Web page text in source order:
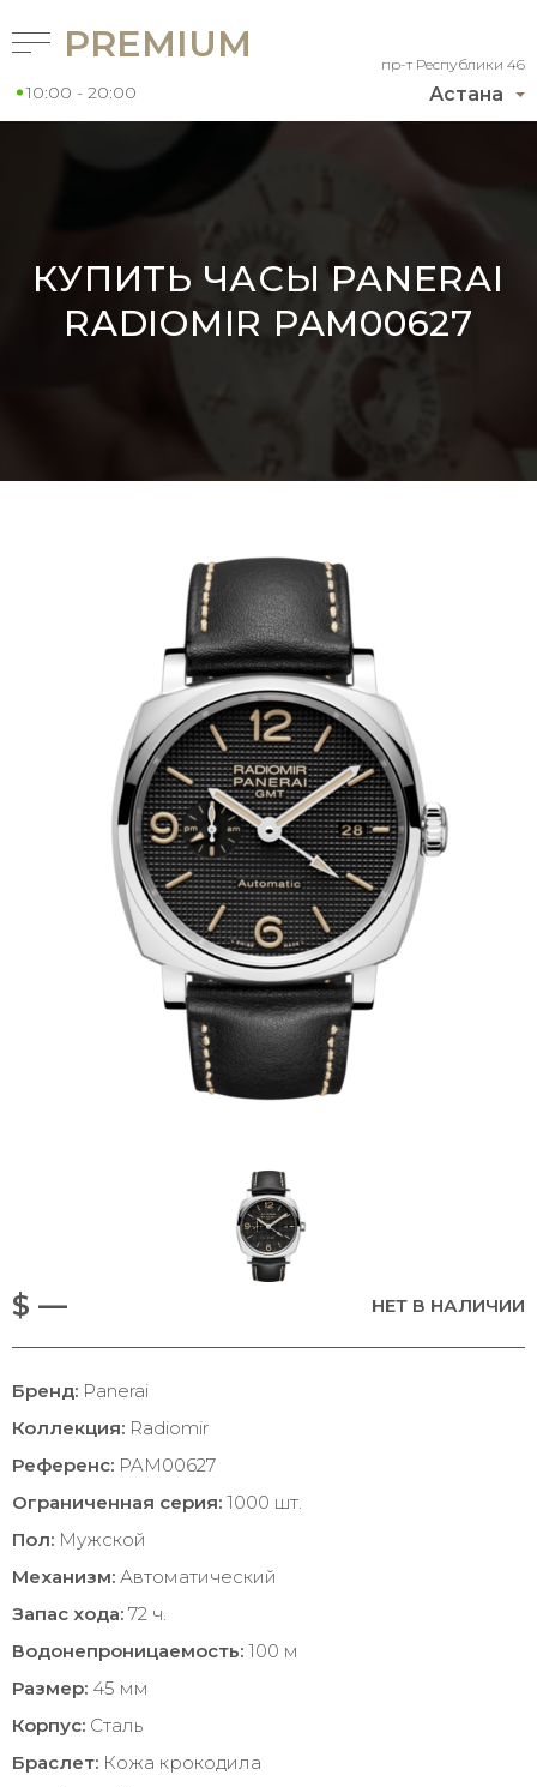
Астана
пр-т Республики 46
PREMIUM
10:00 - 20:00
КУПИТЬ ЧАСЫ PANERAI
RADIOMIR PAM00627
$ — НЕТ В НАЛИЧИИ
Бренд: Panerai
Коллекция: Radiomir
Референс: PAM00627
Ограниченная серия: 1000 шт.
Пол: Мужской
Механизм: Автоматический
Запас хода: 72 ч.
Водонепроницаемость: 100 м
Размер: 45 мм
Корпус: Сталь
Браслет: Кожа крокодила